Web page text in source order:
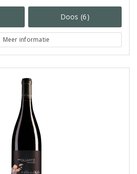
Doos (6)
Meer informatie